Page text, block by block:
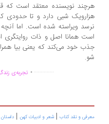
نویسنده معتقد است که
شبی دارد و تا حدودی که به
ویراسته شده است. اما آنچه در
همانا اصل و ذات روایتگری است
خود می‌کند که یعنی بیا همراه
تجربه‌ی زندگی ...............
و نقد کتاب|شعر و ادبیات کهن|داستان کوتاه|